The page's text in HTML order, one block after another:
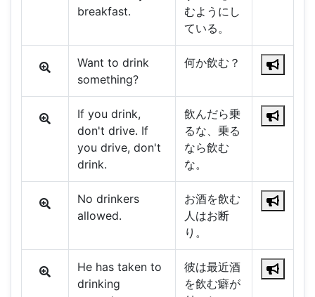
breakfast.
むようにし
ている。
Want to drink
something?
何か飲む？
If you drink,
don't drive. If
you drive, don't
drink.
飲んだら乗
るな、乗る
なら飲む
な。
No drinkers
allowed.
お酒を飲む
人はお断
り。
He has taken to
drinking
彼は最近酒
を飲む癖が